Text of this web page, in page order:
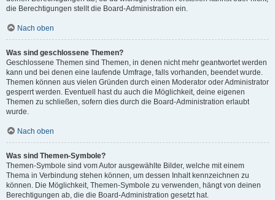
die Berechtigungen stellt die Board-Administration ein.
Nach oben
Was sind geschlossene Themen?
Geschlossene Themen sind Themen, in denen nicht mehr geantwortet werden
kann und bei denen eine laufende Umfrage, falls vorhanden, beendet wurde.
Themen können aus vielen Gründen durch einen Moderator oder Administrator
gesperrt werden. Eventuell hast du auch die Möglichkeit, deine eigenen
Themen zu schließen, sofern dies durch die Board-Administration erlaubt
wurde.
Nach oben
Was sind Themen-Symbole?
Themen-Symbole sind vom Autor ausgewählte Bilder, welche mit einem
Thema in Verbindung stehen können, um dessen Inhalt kennzeichnen zu
können. Die Möglichkeit, Themen-Symbole zu verwenden, hängt von deinen
Berechtigungen ab, die die Board-Administration gesetzt hat.